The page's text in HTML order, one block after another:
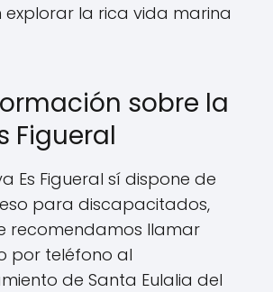
explorar la rica vida marina
sobre la
Figueral
Es Figueral sí dispone de
para discapacitados,
recomendamos llamar
por teléfono al
de Santa Eulalia del